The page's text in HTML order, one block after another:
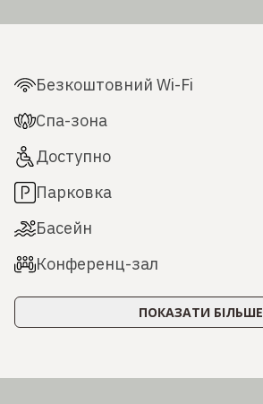
Безкоштовний Wi-Fi
Спа-зона
Доступно
Парковка
Басейн
Конференц-зал
ПОКАЗАТИ БІЛЬШЕ